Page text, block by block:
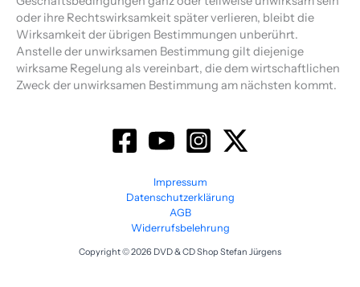
oder ihre Rechtswirksamkeit später verlieren, bleibt die
Wirksamkeit der übrigen Bestimmungen unberührt.
Anstelle der unwirksamen Bestimmung gilt diejenige
wirksame Regelung als vereinbart, die dem wirtschaftlichen
Zweck der unwirksamen Bestimmung am nächsten kommt.
Impressum
Datenschutzerklärung
AGB
Widerrufsbelehrung
Copyright © 2026 DVD & CD Shop Stefan Jürgens